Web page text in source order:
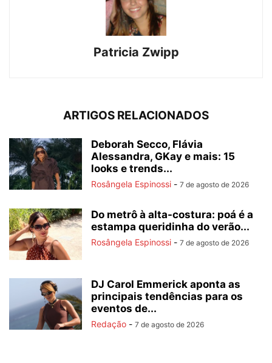
Patricia Zwipp
ARTIGOS RELACIONADOS
Deborah Secco, Flávia
Alessandra, GKay e mais: 15
looks e trends...
Rosângela Espinossi - 7 de agosto de 2026
Do metrô à alta-costura: poá é a
estampa queridinha do verão...
Rosângela Espinossi - 7 de agosto de 2026
DJ Carol Emmerick aponta as
principais tendências para os
eventos de...
Redação - 7 de agosto de 2026